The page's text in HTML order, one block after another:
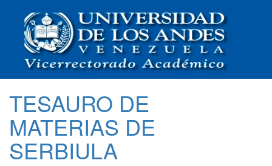
TESAURO DE
MATERIAS DE
SERBIULA